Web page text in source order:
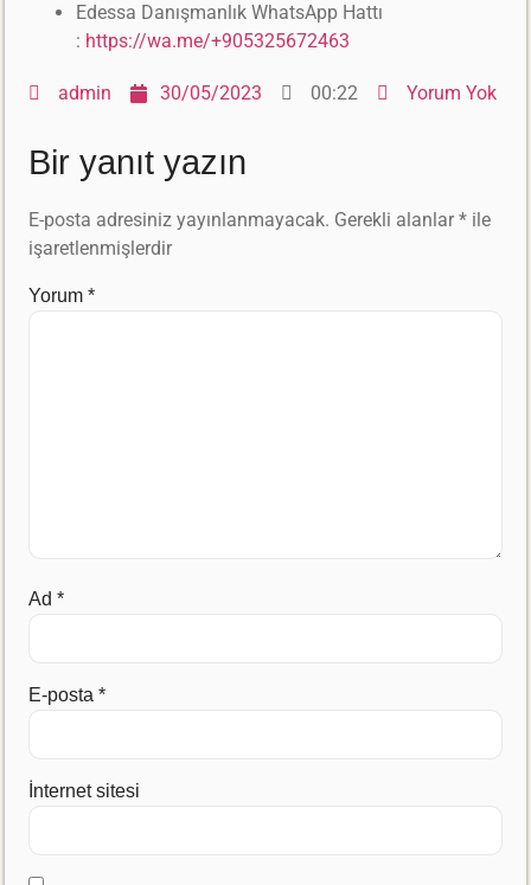
Edessa Danışmanlık WhatsApp Hattı
: https://wa.me/+905325672463
admin 30/05/2023 00:22 Yorum Yok
Bir yanıt yazın
E-posta adresiniz yayınlanmayacak. Gerekli alanlar* ile
işaretlenmişlerdir
Yorum*
Ad*
E-posta*
İnternet sitesi